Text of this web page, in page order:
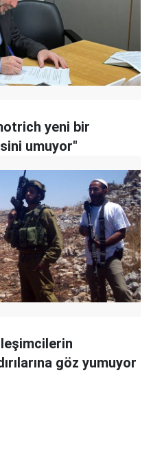
yeni bir
umuyor"
göz yumuyor